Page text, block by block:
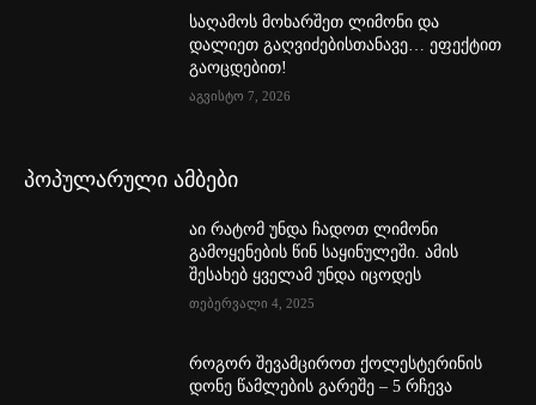
საღამოს მოხარშეთ ლიმონი და
დალიეთ გაღვიძებისთანავე… ეფექტით
გაოცდებით!
აგვისტო 7, 2026
პოპულარული ამბები
აი რატომ უნდა ჩადოთ ლიმონი
გამოყენების წინ საყინულეში. ამის
შესახებ ყველამ უნდა იცოდეს
თებერვალი 4, 2025
როგორ შევამციროთ ქოლესტერინის
დონე წამლების გარეშე – 5 რჩევა